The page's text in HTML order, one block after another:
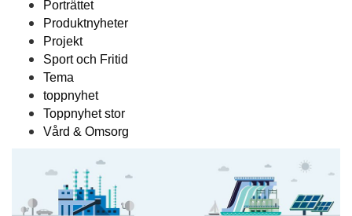
Porträttet
Produktnyheter
Projekt
Sport och Fritid
Tema
toppnyhet
Toppnyhet stor
Vård & Omsorg